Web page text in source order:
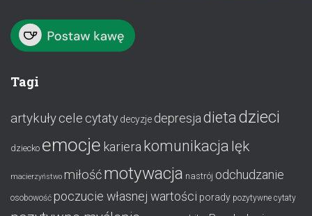
Tagi
artykułycele cytaty decyzje depresja dietadzieci
dziecko emocje kariera komunikacja lęk
macierzyństwo miłośćmotywacja nastrój odchudzanie
osobowość poczucie własnej wartości porady pozytywne cytaty